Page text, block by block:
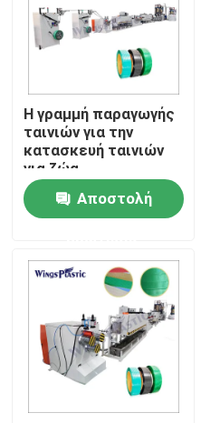
Περίπου εμείς
Γύρος εργοστασίων
Ποιοτικός έλεγχος
Μας ελάτε σε επαφή με
Πλαστική γραμμή
Πλαστική μηχανή
HDPE μηχανή
Η γραμμή παραγωγής
ταινιών για την
κατασκευή ταινιών
για ζώα
Αποστολή